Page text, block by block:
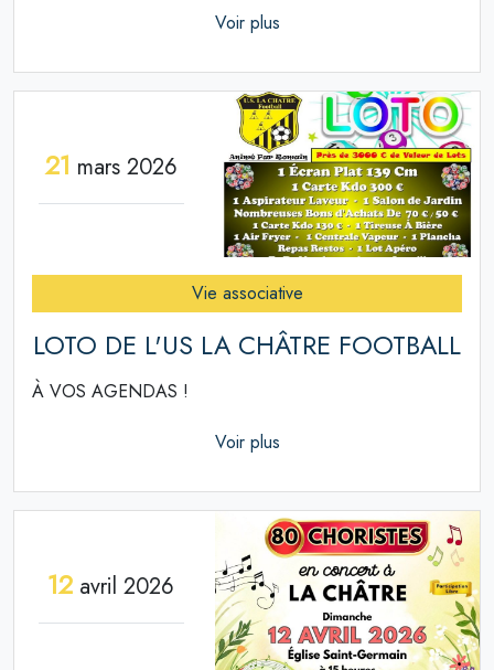
Voir plus
21 mars 2026
Vie associative
LOTO DE L'US LA CHÂTRE FOOTBALL
À VOS AGENDAS !
Voir plus
12 avril 2026